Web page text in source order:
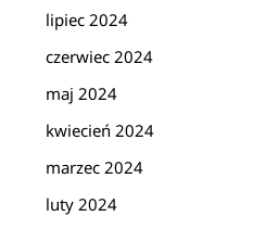
lipiec 2024
czerwiec 2024
maj 2024
kwiecień 2024
marzec 2024
luty 2024